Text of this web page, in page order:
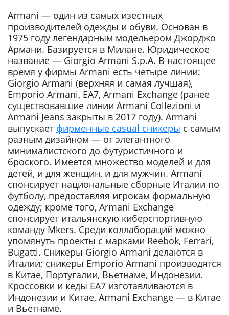
Armani — один из самых изестных
производителей одежды и обуви. Основан в
1975 году легендарным модельером Джорджо
Армани. Базируется в Милане. Юридическое
название — Giorgio Armani S.p.A. В настоящее
время у фирмы Armani есть четыре линии:
Giorgio Armani (верхняя и самая лучшая),
Emporio Armani, EA7, Armani Exchange (ранее
существовавшие линии Armani Collezioni и
Armani Jeans закрыты в 2017 году). Armani
выпускает фирменные casual сникеры с самым
разным дизайном — от элегантного
минималистского до футуристичного и
броского. Имеется множество моделей и для
детей, и для женщин, и для мужчин. Armani
спонсирует национальные сборные Италии по
футболу, предоставляя игрокам формальную
одежду; кроме того, Armani Exchange
спонсирует итальянскую киберспортивную
команду Mkers. Среди коллабораций можно
упомянуть проекты с марками Reebok, Ferrari,
Bugatti. Сникеры Giorgio Armani делаются в
Италии; сникеры Emporio Armani производятся
в Китае, Португалии, Вьетнаме, Индонезии.
Кроссовки и кеды ЕА7 изготавливаются в
Индонезии и Китае, Armani Exchange — в Китае
и Вьетнаме.